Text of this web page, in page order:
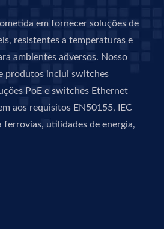
em fornecer soluções de
resistentes a temperaturas e
ambientes adversos. Nosso
produtos inclui switches
PoE e switches Ethernet
aos requisitos EN50155, IEC
ferrovias, utilidades de energia,